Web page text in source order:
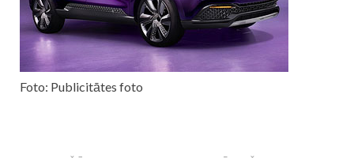
Foto: Publicitātes foto